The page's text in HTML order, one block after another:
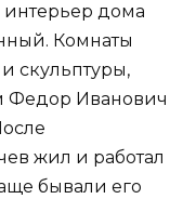
интерьер дома
Комнаты
скульптуры,
Федор Иванович
жил и работал
бывали его